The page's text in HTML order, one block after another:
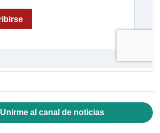
Unirme al canal de noticias